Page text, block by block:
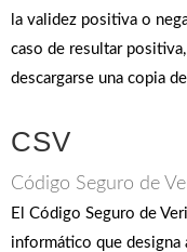
la validez positiva o
caso de resultar
descargarse una copia
CSV
Código Seguro de
El Código Seguro de
informático que